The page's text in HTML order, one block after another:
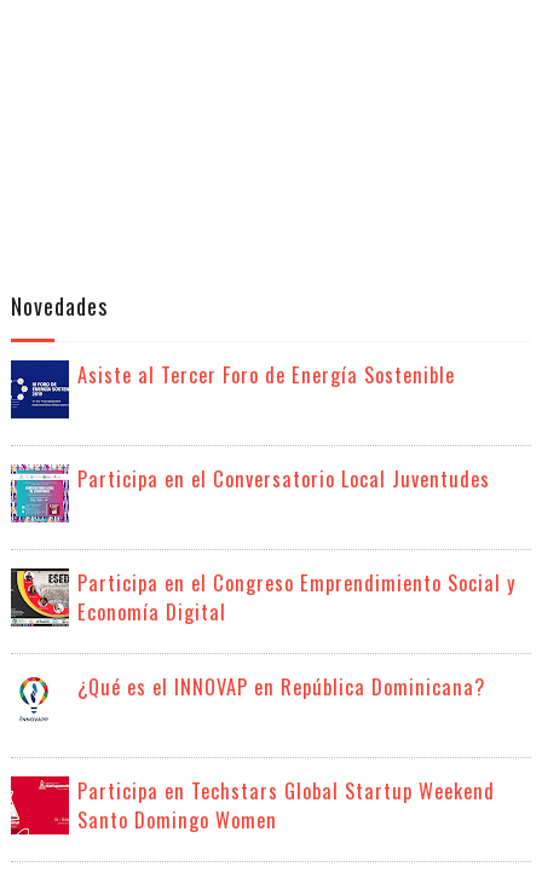
Novedades
Asiste al Tercer Foro de Energía Sostenible
Participa en el Conversatorio Local Juventudes
Participa en el Congreso Emprendimiento Social y
Economía Digital
¿Qué es el INNOVAP en República Dominicana?
Participa en Techstars Global Startup Weekend
Santo Domingo Women